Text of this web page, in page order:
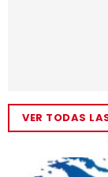
VER TODAS